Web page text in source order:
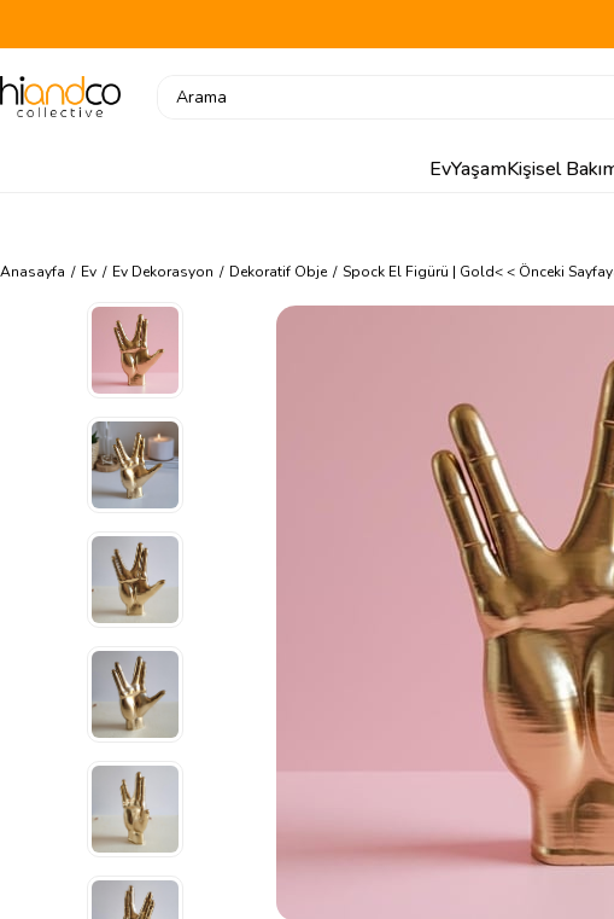
EvYaşamKişisel
Anasayfa Ev Ev Dekorasyon Dekoratif Obje Spock El Figürü | Gold< < Önceki